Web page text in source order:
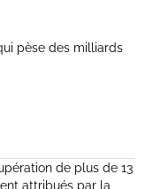
pèse des milliards
de plus de 13
attribués par la